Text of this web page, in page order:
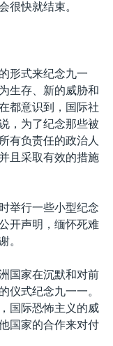
很快就结束。
形式来纪念九一
生存、新的威胁和
都意识到，国际社
，为了纪念那些被
有负责任的政治人
且采取有效的措施
举行一些小型纪念
开声明，缅怀死难
。
国家在沉默和对前
仪式纪念九一一。
国际恐怖主义的威
国家的合作来对付